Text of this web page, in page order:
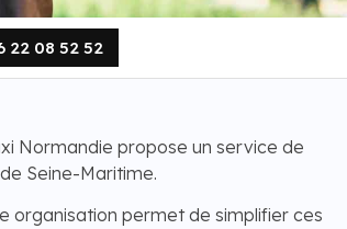
22 08 52 52
Normandie propose un service de
Seine-Maritime.
organisation permet de simplifier ces